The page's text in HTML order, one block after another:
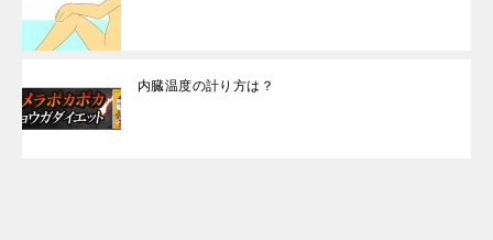
内臓温度の計り方は？